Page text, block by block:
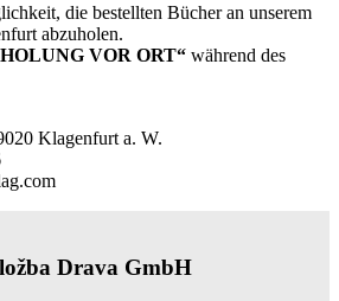
die bestellten Bücher an unserem
abzuholen.
VOR ORT“ während des
Klagenfurt a. W.
Drava GmbH